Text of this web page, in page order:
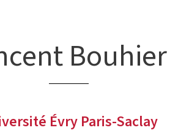
Bouhier
Évry Paris-Saclay